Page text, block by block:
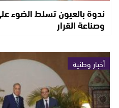
ندوة بالعيون تسلط الضوء
وصناعة القرار
أخبار وطنية